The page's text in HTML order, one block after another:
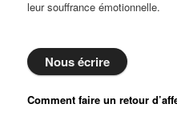
leur souffrance émotionnelle.
Nous écrire
Comment faire un retour